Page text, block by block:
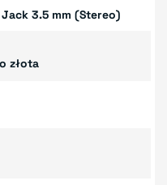
3.5 mm (Stereo)
złota